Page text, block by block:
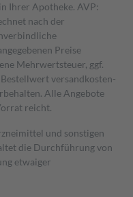
Ihrer Apotheke. AVP:
nach der
Preise
Mehrwertsteuer, ggf.
Bestell­wert versand­kosten­
Alle Angebote
reicht.
und sonstigen
die Durchführung von
etwaiger